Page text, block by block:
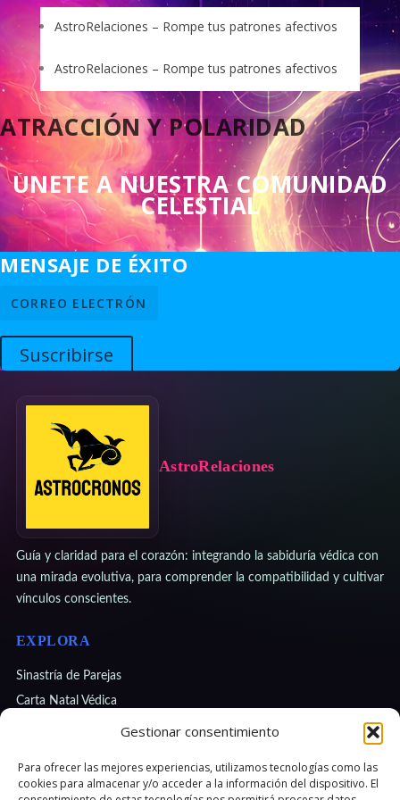
Gestionar consentimiento
Para ofrecer las mejores experiencias, utilizamos tecnologías como las
cookies para almacenar y/o acceder a la información del dispositivo. El
AstroRelaciones – Rompe tus patrones afectivos
AstroRelaciones – Rompe tus patrones afectivos
ATRACCIÓN Y POLARIDAD
ÚNETE A NUESTRA COMUNIDAD
CELESTIAL
MENSAJE DE ÉXITO
Suscribirse
AstroRelaciones
Guía y claridad para el corazón: integrando la sabiduría védica con
una mirada evolutiva, para comprender la compatibilidad y cultivar
vínculos conscientes.
EXPLORA
Sinastría de Parejas
Carta Natal Védica
¿EMPEZAMOS?